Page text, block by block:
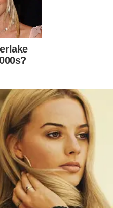
อีลองเซ่ (Ellansé program)
กับพันธมิตรระดับนานาชาติ
พทย์ Advisory Board
ร้างผิวในปัจจุบัน ร่วมถึงการ